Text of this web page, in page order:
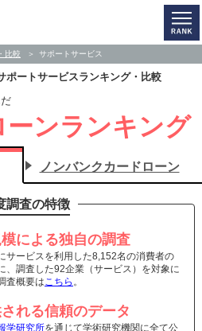
比較 サポートサービス
ポートサービスランキング・比較
ーンランキング
ノンバンクカードローン
調査の特徴
による独自の調査
サービスを利用した8,152名の消費者の
、調査した92企業（サービス）を対象に
査概要はこちら 。
れる信頼のデータ
学研究所を通じて学術研究機関に全て公